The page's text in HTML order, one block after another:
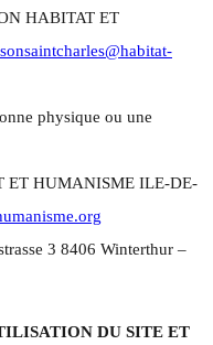
HABITAT ET
physique ou une
ET HUMANISME ILE-DE-
3 8406 Winterthur –
DU SITE ET